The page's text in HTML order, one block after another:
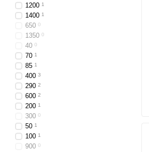
1200 1
1400 1
650 0
1350 0
40 0
70 1
85 1
400 3
290 2
600 2
200 1
300 0
50 1
100 1
900 0